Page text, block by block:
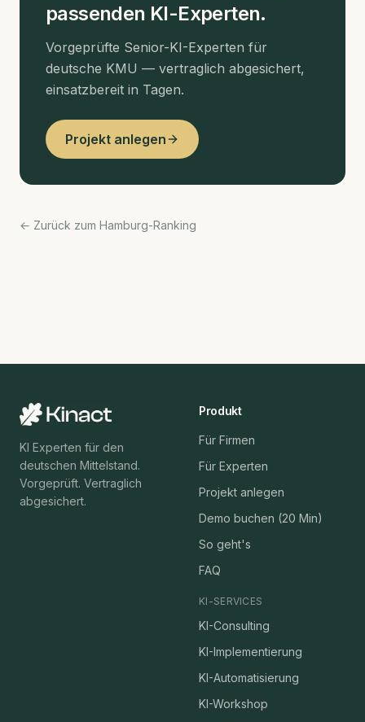
passenden KI-Experten.
Vorgeprüfte Senior-KI-Experten für
deutsche KMU — vertraglich abgesichert,
einsatzbereit in Tagen.
Projekt anlegen
← Zurück zum Hamburg-Ranking
KI Experten für den
deutschen Mittelstand.
Vorgeprüft. Vertraglich
abgesichert.
Produkt
Für Firmen
Für Experten
Projekt anlegen
Demo buchen (20 Min)
So geht's
FAQ
KI-SERVICES
KI-Consulting
KI-Implementierung
KI-Automatisierung
KI-Workshop